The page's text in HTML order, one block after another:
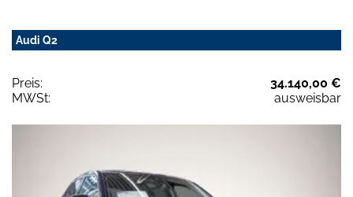
Audi Q2
Preis:
34.140,00 €
MWSt:
ausweisbar